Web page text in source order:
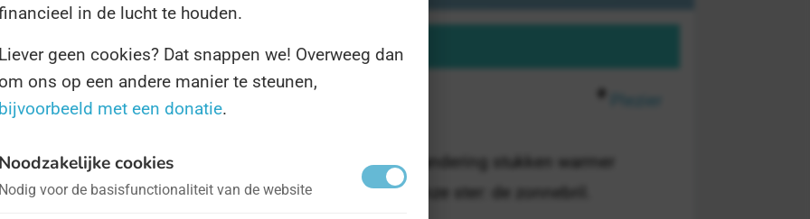
2 resultaten voor "zonnebril"
Dag van de Zonnebril
de zomer weer begonnen is en wereld door klimaatverandering stukken warmer
is er één wondermiddel dat ons beschermd tegen onze ster: de zonnebril.
in de lucht te houden.
Liever geen cookies? Dat snappen we! Overweeg dan
om ons op een andere manier te steunen,
bijvoorbeeld met een donatie.
Noodzakelijke cookies
Nodig voor de basisfunctionaliteit van de website